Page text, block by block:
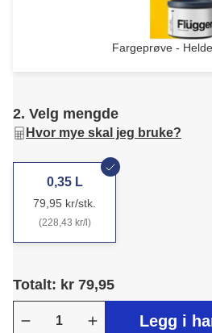
Fargeprøve -
2. Velg mengde
Hvor mye skal jeg bruke?
0,35 L
79,95 kr/stk.
(228,43 kr/l)
Totalt: kr 79,95
Legg i